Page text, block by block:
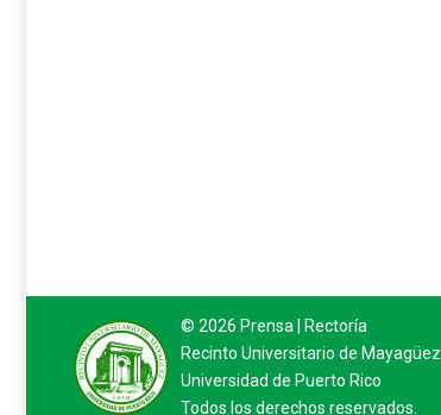
© 2026 Prensa |
Rectoría
Recinto Universitario de Mayagüez
Universidad de Puerto Rico
Todos los derechos reservados.